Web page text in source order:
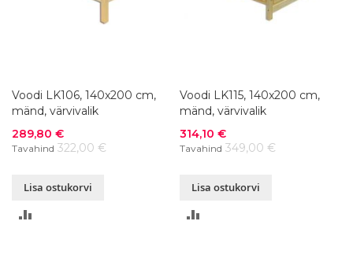
Voodi LK106, 140x200 cm,
mänd, värvivalik
Soodushind
289,80 €
Tavahind 322,00 €
Lisa ostukorvi
Voodi LK115, 140x200 cm,
mänd, värvivalik
Soodushind
314,10 €
Tavahind 349,00 €
Lisa ostukorvi